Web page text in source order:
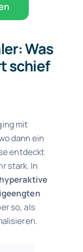
Was
schief
mit
dann ein
entdeckt
stark. In
hyperaktive
so, als